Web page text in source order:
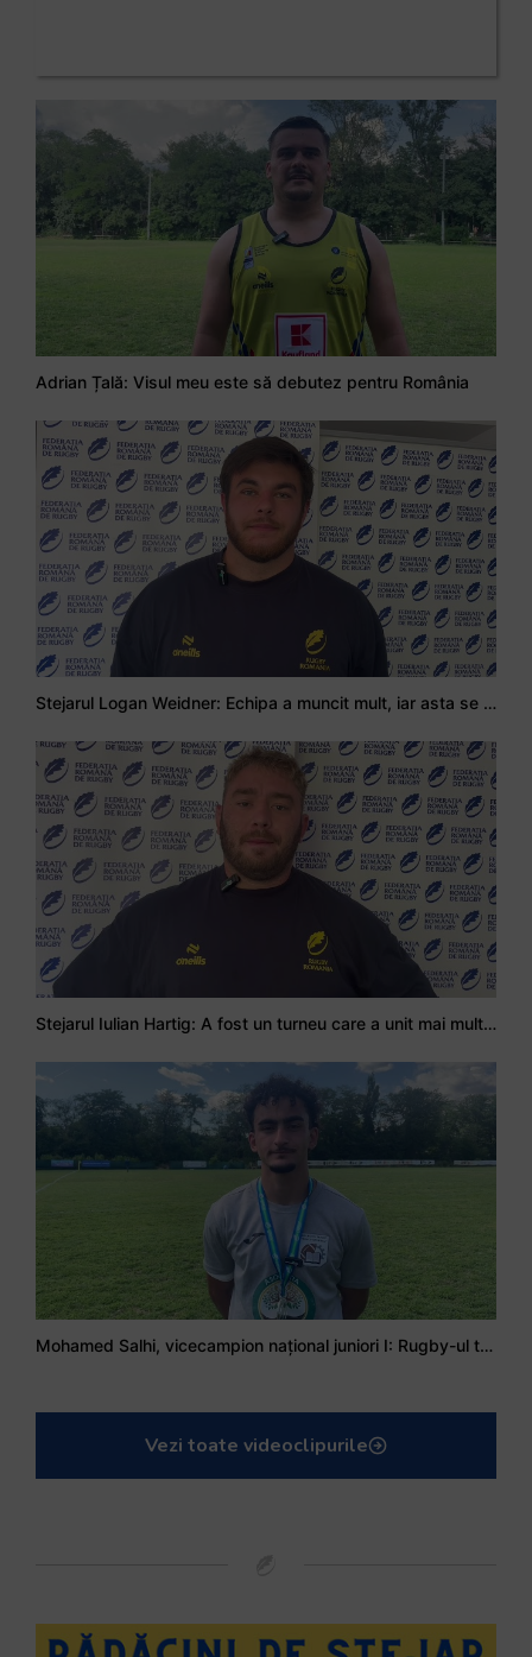
Adrian Țală: Visul meu este să debutez pentru România
Stejarul Logan Weidner: Echipa a muncit mult, iar asta se va vedea în meciurile de la Nations Cup
Stejarul Iulian Hartig: A fost un turneu care a unit mai mult echipa
Mohamed Salhi, vicecampion național juniori I: Rugby-ul te învață să accepți și înfrângerile
Vezi toate videoclipurile